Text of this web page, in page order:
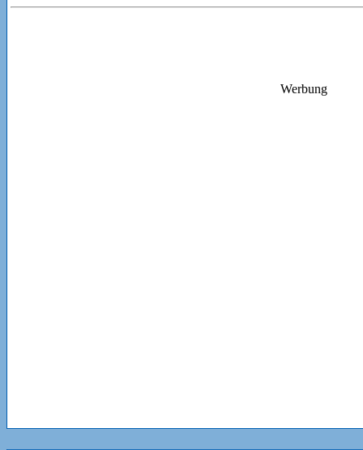
Werbung